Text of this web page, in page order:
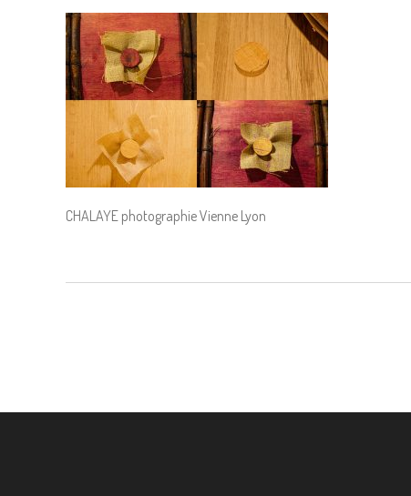
CHALAYE photographie Vienne Lyon